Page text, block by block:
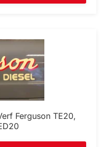
Ferguson TE20,